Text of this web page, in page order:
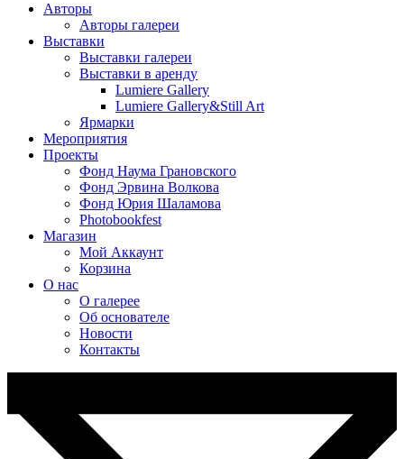
Авторы
Авторы галереи
Выставки
Выставки галереи
Выставки в аренду
Lumiere Gallery
Lumiere Gallery&Still Art
Ярмарки
Мероприятия
Проекты
Фонд Наума Грановского
Фонд Эрвина Волкова
Фонд Юрия Шаламова
Photobookfest
Магазин
Мой Аккаунт
Корзина
О нас
О галерее
Об основателе
Новости
Контакты